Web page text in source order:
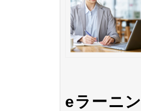
eラーニ